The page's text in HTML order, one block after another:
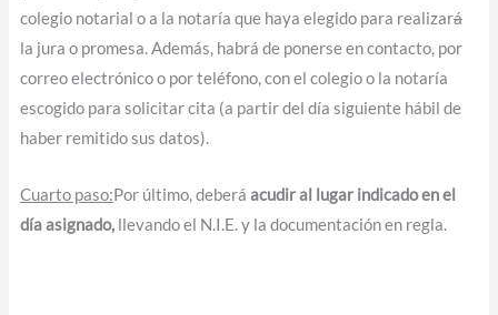
colegio notarial o a la notaría que haya elegido para realizará
la jura o promesa. Además, habrá de ponerse en contacto, por
correo electrónico o por teléfono, con el colegio o la notaría
escogido para solicitar cita (a partir del día siguiente hábil de
haber remitido sus datos).
Cuarto paso:Por último, deberá acudir al lugar indicado en el
día asignado, llevando el N.I.E. y la documentación en regla.